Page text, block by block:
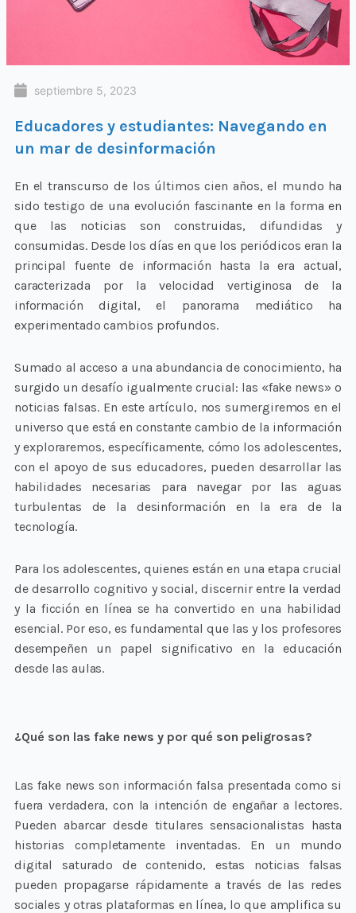
septiembre 5, 2023
Educadores y estudiantes: Navegando en
un mar de desinformación
En el transcurso de los últimos cien años, el mundo ha
sido testigo de una evolución fascinante en la forma en
que las noticias son construidas, difundidas y
consumidas. Desde los días en que los periódicos eran la
principal fuente de información hasta la era actual,
caracterizada por la velocidad vertiginosa de la
información digital, el panorama mediático ha
experimentado cambios profundos.
Sumado al acceso a una abundancia de conocimiento, ha
surgido un desafío igualmente crucial: las «fake news» o
noticias falsas. En este artículo, nos sumergiremos en el
universo que está en constante cambio de la información
y exploraremos, específicamente, cómo los adolescentes,
con el apoyo de sus educadores, pueden desarrollar las
habilidades necesarias para navegar por las aguas
turbulentas de la desinformación en la era de la
tecnología.
Para los adolescentes, quienes están en una etapa crucial
de desarrollo cognitivo y social, discernir entre la verdad
y la ficción en línea se ha convertido en una habilidad
esencial. Por eso, es fundamental que las y los profesores
desempeñen un papel significativo en la educación
desde las aulas.
¿Qué son las fake news y por qué son peligrosas?
Las fake news son información falsa presentada como si
fuera verdadera, con la intención de engañar a lectores.
Pueden abarcar desde titulares sensacionalistas hasta
historias completamente inventadas. En un mundo
digital saturado de contenido, estas noticias falsas
pueden propagarse rápidamente a través de las redes
sociales y otras plataformas en línea, lo que amplifica su